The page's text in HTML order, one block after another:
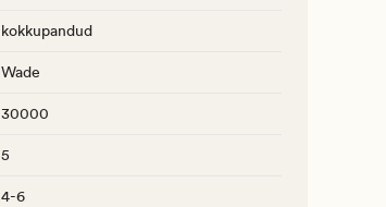
kokkupandud
Wade
30000
5
4-6